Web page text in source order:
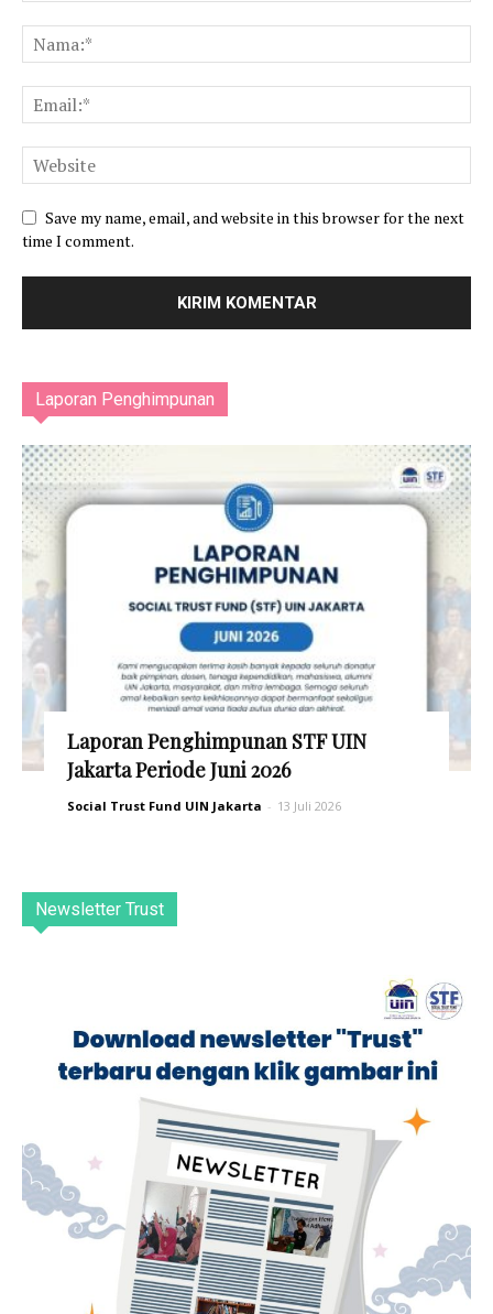
Save my name, email, and website in this browser for the next
time I comment.
Laporan Penghimpunan
Laporan Penghimpunan STF UIN
Jakarta Periode Juni 2026
Social Trust Fund UIN Jakarta - 13 Juli 2026
Newsletter Trust